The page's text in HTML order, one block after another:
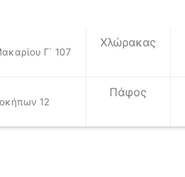
Γ΄ 107
Χλώρακας
12
Πάφος